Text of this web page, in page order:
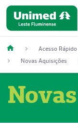
Acesso Rápido
Novas Aquisições